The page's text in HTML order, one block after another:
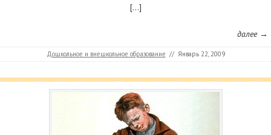
[…]
далее →
Дошкольное и внешкольное образование // Январь 22, 2009